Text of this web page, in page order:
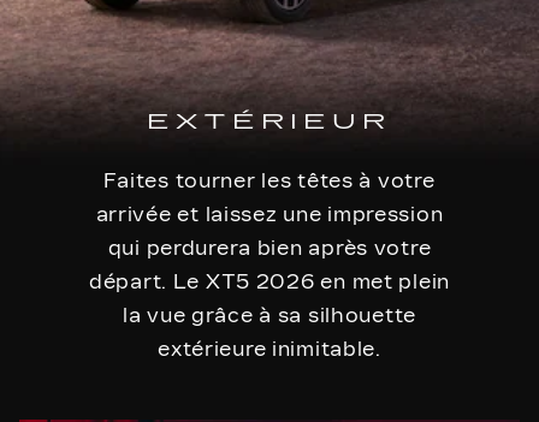
EXTÉRIEUR
Faites tourner les têtes à votre
arrivée et laissez une impression
qui perdurera bien après votre
départ. Le XT5 2026 en met plein
la vue grâce à sa silhouette
extérieure inimitable.